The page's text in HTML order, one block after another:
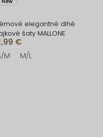
elegantné dlhé
šaty MALLONE
€
M M/L